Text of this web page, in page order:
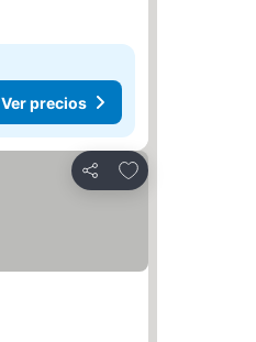
Ver precios
Compartir
Añadir a favoritos